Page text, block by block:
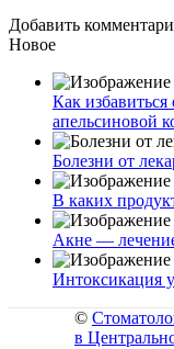
Добавить
Новое
Как
апельсиновой
Болезни от
В каких
Акне —
Интоксикация
©
в